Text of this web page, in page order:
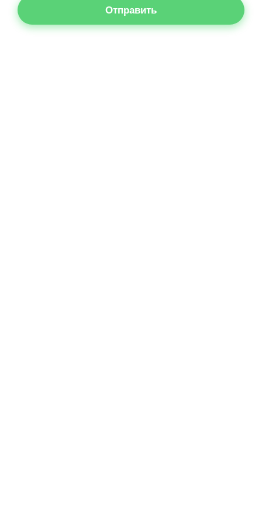
Отправить